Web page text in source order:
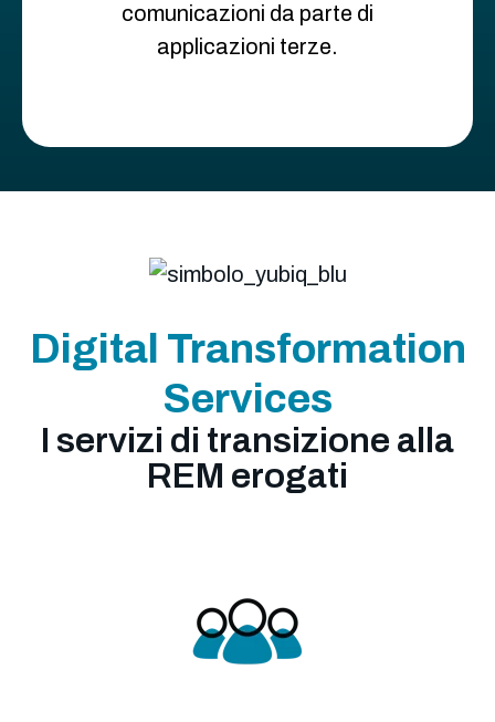
comunicazioni da parte di
applicazioni terze.
Digital Transformation
Services
I servizi di transizione alla
REM erogati